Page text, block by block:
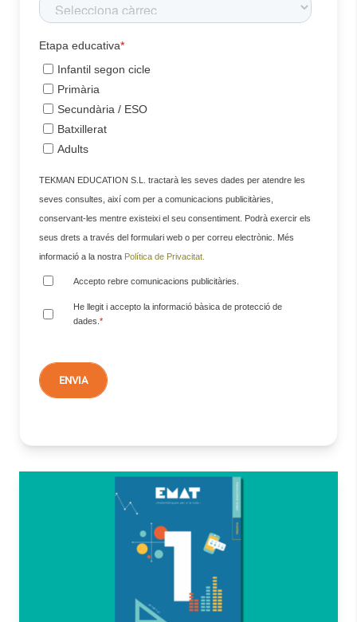
Etapa educativa*
Infantil segon cicle
Primària
Secundària / ESO
Batxillerat
Adults
TEKMAN EDUCATION S.L. tractarà les seves dades per atendre les
seves consultes, així com per a comunicacions publicitàries,
conservant-les mentre existeixi el seu consentiment. Podrà exercir els
seus drets a través del formulari web o per correu electrònic. Més
informació a la nostra Política de Privacitat.
Accepto rebre comunicacions publicitàries.
He llegit i accepto la informació bàsica de protecció de
dades. *